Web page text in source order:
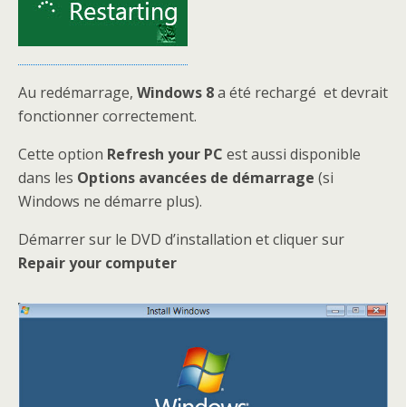
Au redémarrage, Windows 8a été rechargé et devrait
fonctionner correctement.
Cette option Refresh your PC est aussi disponible
dans les Options avancées de démarrage (si
Windows ne démarre plus).
Démarrer sur le DVD d’installation et cliquer sur
Repair your computer